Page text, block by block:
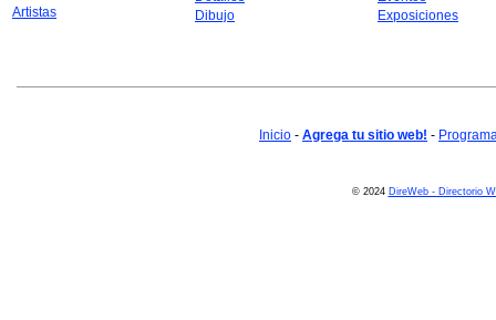
Artistas
Dibujo
Exposiciones
Inicio - Agrega tu sitio web! -
© 2024 DireWeb - Directorio